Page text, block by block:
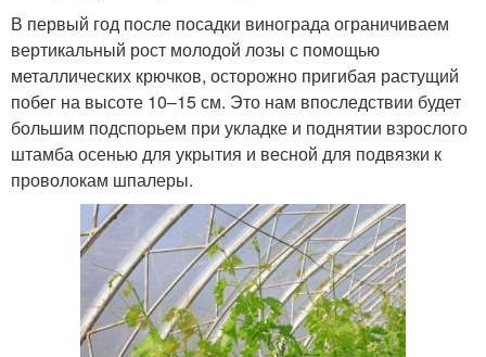
В первый год после посадки винограда ограничиваем
вертикальный рост молодой лозы с помощью
металлических крючков, осторожно пригибая растущий
побег на высоте 10–15 см. Это нам впоследствии будет
большим подспорьем при укладке и поднятии взрослого
штамба осенью для укрытия и весной для подвязки к
проволокам шпалеры.